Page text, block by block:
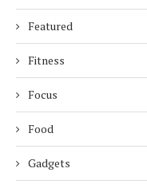
Featured
Fitness
Focus
Food
Gadgets